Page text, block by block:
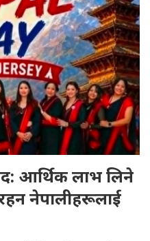
आर्थिक लाभ लिने
नेपालीहरूलाई